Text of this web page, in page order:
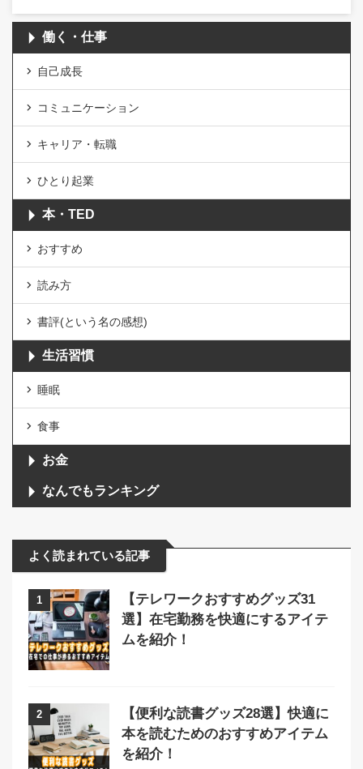
働く・仕事
自己成長
コミュニケーション
キャリア・転職
ひとり起業
本・TED
おすすめ
読み方
書評(という名の感想)
生活習慣
睡眠
食事
お金
なんでもランキング
よく読まれている記事
1
【テレワークおすすめグッズ31
選】在宅勤務を快適にするアイテ
ムを紹介！
2
【便利な読書グッズ28選】快適に
本を読むためのおすすめアイテム
を紹介！